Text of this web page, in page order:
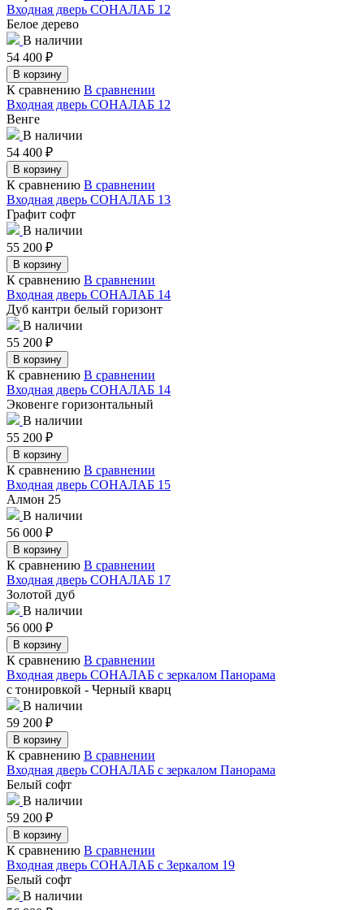
Входная дверь СОНАЛАБ 12
Белое дерево
В наличии
54 400 ₽
В корзину
К сравнению В сравнении
Входная дверь СОНАЛАБ 12
Венге
В наличии
54 400 ₽
В корзину
К сравнению В сравнении
Входная дверь СОНАЛАБ 13
Графит софт
В наличии
55 200 ₽
В корзину
К сравнению В сравнении
Входная дверь СОНАЛАБ 14
Дуб кантри белый горизонт
В наличии
55 200 ₽
В корзину
К сравнению В сравнении
Входная дверь СОНАЛАБ 14
Эковенге горизонтальный
В наличии
55 200 ₽
В корзину
К сравнению В сравнении
Входная дверь СОНАЛАБ 15
Алмон 25
В наличии
56 000 ₽
В корзину
К сравнению В сравнении
Входная дверь СОНАЛАБ 17
Золотой дуб
В наличии
56 000 ₽
В корзину
К сравнению В сравнении
Входная дверь СОНАЛАБ с зеркалом Панорама
с тонировкой - Черный кварц
В наличии
59 200 ₽
В корзину
К сравнению В сравнении
Входная дверь СОНАЛАБ с зеркалом Панорама
Белый софт
В наличии
59 200 ₽
В корзину
К сравнению В сравнении
Входная дверь СОНАЛАБ с Зеркалом 19
Белый софт
В наличии